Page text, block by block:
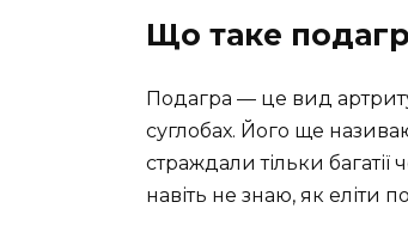
Що таке
Подагра — це вид
суглобах. Його ще
страждали тільки багатії
навіть не знаю, як еліти